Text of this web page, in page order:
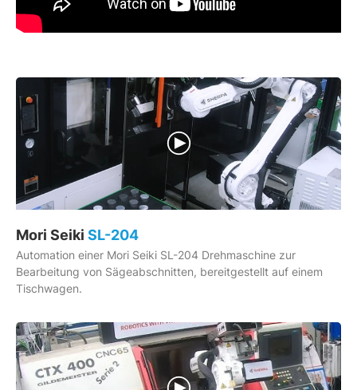
Mori Seiki SL-204
Automation einer Mori Seiki SL-204 Drehmaschine zur
Bearbeitung von Sägeabschnitten, bereitgestellt auf einem
Tischwagen.